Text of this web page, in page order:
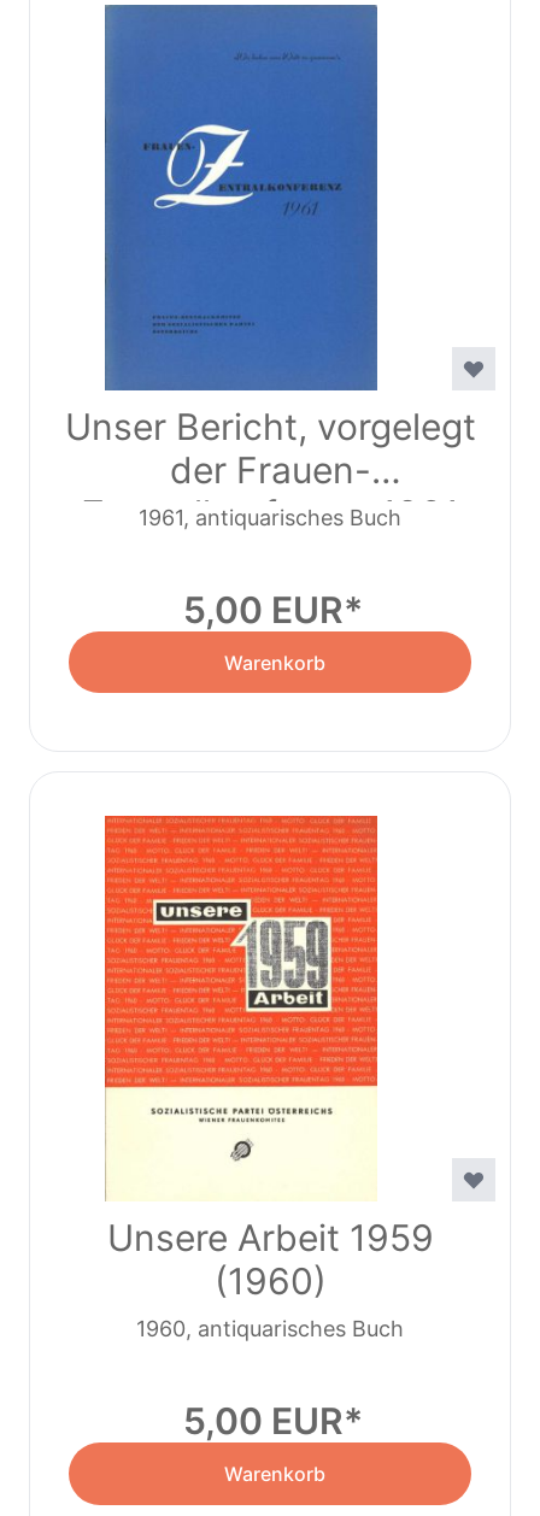
Unser Bericht, vorgelegt
der Frauen-
Zentralkonferenz 1961
1961, antiquarisches Buch
5,00 EUR
Warenkorb
Unsere Arbeit 1959
(1960)
1960, antiquarisches Buch
5,00 EUR
Warenkorb